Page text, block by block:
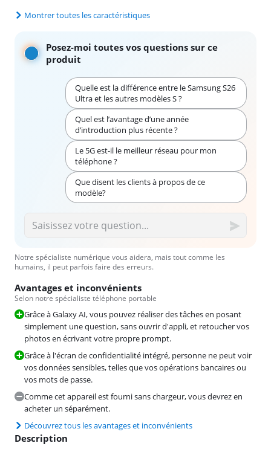
Montrer toutes les caractéristiques
Posez-moi toutes vos questions sur ce
produit
Quelle est la différence entre le Samsung S26
Ultra et les autres modèles S ?
Quel est l’avantage d’une année
d’introduction plus récente ?
Le 5G est-il le meilleur réseau pour mon
téléphone ?
Que disent les clients à propos de ce
modèle?
Notre spécialiste numérique vous aidera, mais tout comme les
humains, il peut parfois faire des erreurs.
Avantages et inconvénients
Selon notre spécialiste téléphone portable
Grâce à Galaxy AI, vous pouvez réaliser des tâches en posant
simplement une question, sans ouvrir d'appli, et retoucher vos
photos en écrivant votre propre prompt.
Grâce à l'écran de confidentialité intégré, personne ne peut voir
vos données sensibles, telles que vos opérations bancaires ou
vos mots de passe.
Comme cet appareil est fourni sans chargeur, vous devrez en
acheter un séparément.
Découvrez tous les avantages et inconvénients
Description